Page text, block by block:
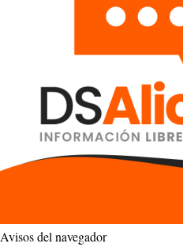
Avisos del navegador